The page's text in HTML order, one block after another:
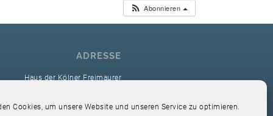
Cookies, um unsere Website und unseren Service zu optimieren.
Abonnieren
ADRESSE
Haus der Kölner Freimaurer
Hardefuststr. 9